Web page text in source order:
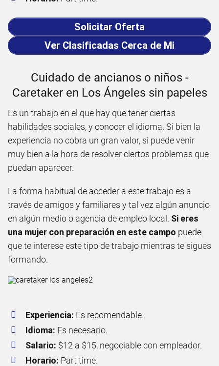
Solicitar Oferta
Ver Clasificadas Cerca de Mi
Cuidado de ancianos o niños -
Caretaker en Los Ángeles sin papeles
Es un trabajo en el que hay que tener ciertas
habilidades sociales, y conocer el idioma. Si bien la
experiencia no cobra un gran valor, si puede venir
muy bien a la hora de resolver ciertos problemas que
puedan aparecer.
La forma habitual de acceder a este trabajo es a
través de amigos y familiares y tal vez algún anuncio
en algún medio o agencia de empleo local. Si eres
una mujer con preparación en este campo puede
que te interese este tipo de trabajo mientras te sigues
formando.
Experiencia: Es recomendable.
Idioma: Es necesario.
Salario: $12 a $15, negociable con empleador.
Horario: Part time.